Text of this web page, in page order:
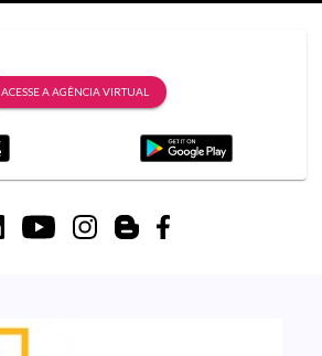
ACESSE A AGÊNCIA VIRTUAL